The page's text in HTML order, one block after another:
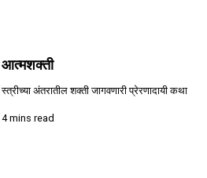
आत्मशक्ती
स्त्रीच्या अंतरातील शक्ती जागवणारी प्रेरणादायी कथा
4 mins read